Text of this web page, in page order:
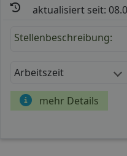
aktualisiert seit:
Stellenbeschreibung:
Arbeitszeit
mehr Details